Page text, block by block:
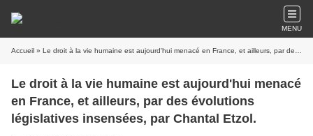
MENU
Accueil » Le droit à la vie humaine est aujourd'hui menacé en France, et ailleurs, par des évolutions législatives insensées, par Chantal Etzol.
Le droit à la vie humaine est aujourd'hui menacé
en France, et ailleurs, par des évolutions
législatives insensées, par Chantal Etzol.